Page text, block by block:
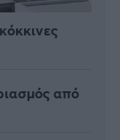
από